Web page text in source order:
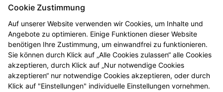
angeboten?
Gibt es bald ausschließlich E-Rezepte?
* Bis 12 Uhr vorbestellt sind die Produkte i.d.R. ab 16 Uhr abholbereit.
Beachten Sie bitte die jeweiligen Öffnungszeiten. Vorbehaltlich der
Lieferfähigkeit des Großhandels. Ausgenommen sind Arzneimittel, die in
Cookie Zustimmung
Auf unserer Website verwenden wir Cookies, um Inhalte und
Angebote zu optimieren. Einige Funktionen dieser Website
benötigen Ihre Zustimmung, um einwandfrei zu funktionieren.
Sie können durch Klick auf „Alle Cookies zulassen“ alle Cookies
akzeptieren, durch Klick auf „Nur notwendige Cookies
akzeptieren“ nur notwendige Cookies akzeptieren, oder durch
Klick auf "Einstellungen" individuelle Einstellungen vornehmen.